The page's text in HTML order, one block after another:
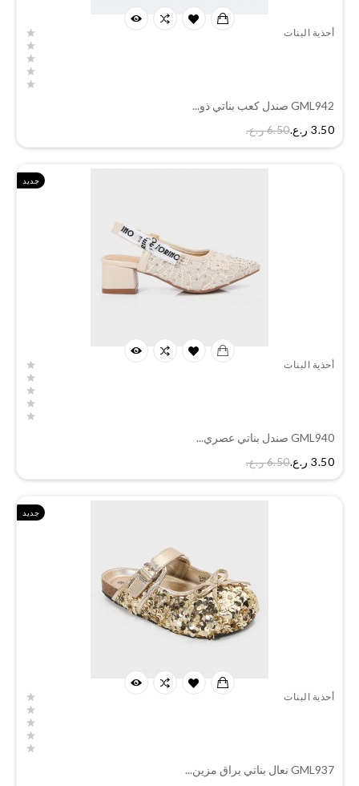
أحذية البنات
GML942 صندل كعب بناتي ذو...
3.50 ر.ع.‏
6.50 ر.ع.‏
جديد
أحذية البنات
GML940 صندل بناتي عصري...
3.50 ر.ع.‏
6.50 ر.ع.‏
جديد
أحذية البنات
GML937 نعال بناتي براق مزين...